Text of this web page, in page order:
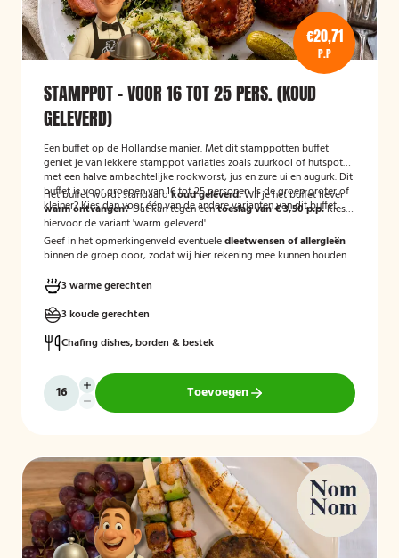
€20,71
P.P
STAMPPOT - VOOR 16 TOT 25 PERS. (KOUD
GELEVERD)
Een buffet op de Hollandse manier. Met dit stamppotten buffet
geniet je van lekkere stamppot variaties zoals zuurkool of hutspot
met een halve ambachtelijke rookworst, jus en zure ui en augurk. Dit
buffet is voor groepen van 16 tot 25 personen. Is de groep groter of
kleiner? Kies dan voor één van de andere varianten van dit buffet.
Het buffet wordt standaardkoud geleverd.Wil je het buffet liever
warm ontvangen?Dat kan tegen eentoeslag van € 3,50 p.p.Kies
hiervoor de variant 'warm geleverd'.
Geef in het opmerkingenveld eventueledieetwensen of allergieën
binnen de groep door, zodat wij hier rekening mee kunnen houden.
3 warme gerechten
3 koude gerechten
Chafing dishes, borden & bestek
Toevoegen